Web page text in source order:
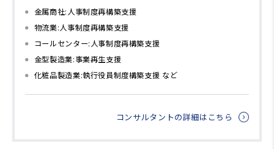
金属商社:人事制度再構築支援
物流業:人事制度再構築支援
コールセンター:人事制度再構築支援
金型製造業:事業再生支援
化粧品製造業:執行役員制度構築支援 など
コンサルタントの詳細はこちら